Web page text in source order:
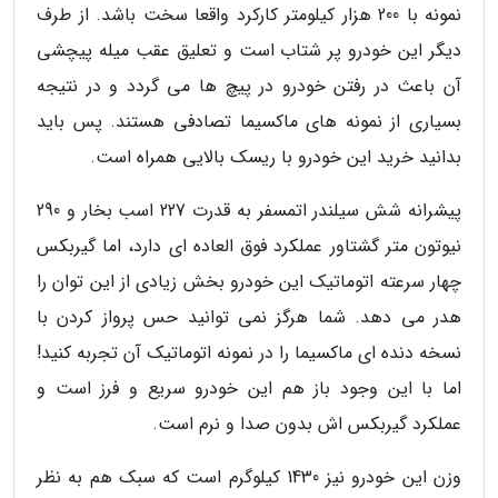
نمونه با 200 هزار کیلومتر کارکرد واقعا سخت باشد. از طرف
دیگر این خودرو پر شتاب است و تعلیق عقب میله پیچشی
آن باعث در رفتن خودرو در پیچ ها می گردد و در نتیجه
بسیاری از نمونه های ماکسیما تصادفی هستند. پس باید
بدانید خرید این خودرو با ریسک بالایی همراه است.
پیشرانه شش سیلندر اتمسفر به قدرت 227 اسب بخار و 290
نیوتون متر گشتاور عملکرد فوق العاده ای دارد، اما گیربکس
چهار سرعته اتوماتیک این خودرو بخش زیادی از این توان را
هدر می دهد. شما هرگز نمی توانید حس پرواز کردن با
نسخه دنده ای ماکسیما را در نمونه اتوماتیک آن تجربه کنید!
اما با این وجود باز هم این خودرو سریع و فرز است و
عملکرد گیربکس اش بدون صدا و نرم است.
وزن این خودرو نیز 1430 کیلوگرم است که سبک هم به نظر